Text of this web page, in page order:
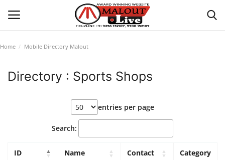
How to Reach Malout
Home Mobile Directory Malout
Directory : Sports Shops
entries per page
Search:
ID Name Contact Category